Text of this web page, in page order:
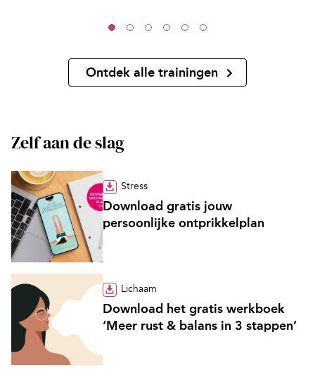
Ontdek alle trainingen
Zelf aan de slag
Stress
Download gratis jouw
persoonlijke ontprikkelplan
Lichaam
Download het gratis werkboek
‘Meer rust & balans in 3 stappen’